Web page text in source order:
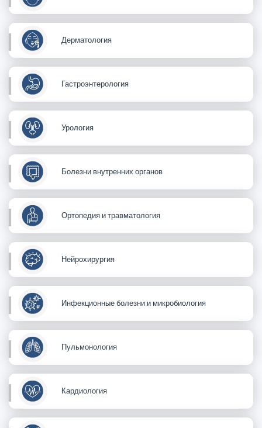
Дерматология
Гастроэнтерология
Урология
Болезни внутренних органов
Ортопедия и травматология
Нейрохирургия
Инфекционные болезни и микробиология
Пульмонология
Кардиология